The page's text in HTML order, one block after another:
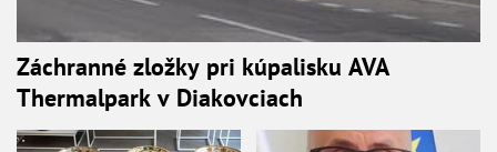
Záchranné zložky pri kúpalisku AVA
Thermalpark v Diakovciach